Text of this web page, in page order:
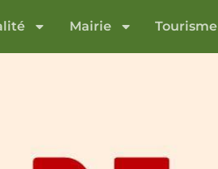
Mairie Tourisme